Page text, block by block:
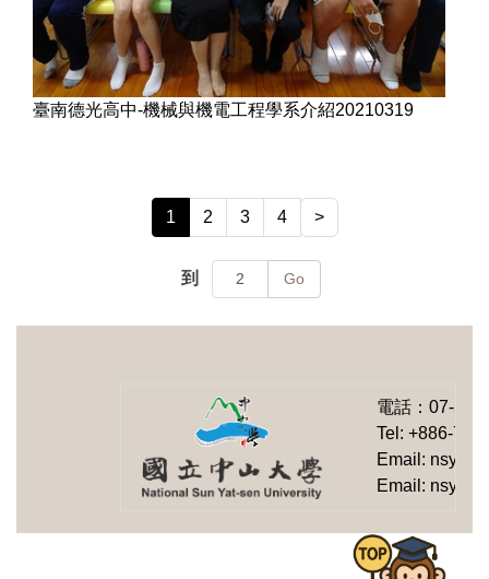
臺南德光高中-機械與機電工程學系介紹20210319
1 2 3 4 >
到 Go
電話： 07-
Tel: +886-7-
Email: nsysu-
Email: nsysu-